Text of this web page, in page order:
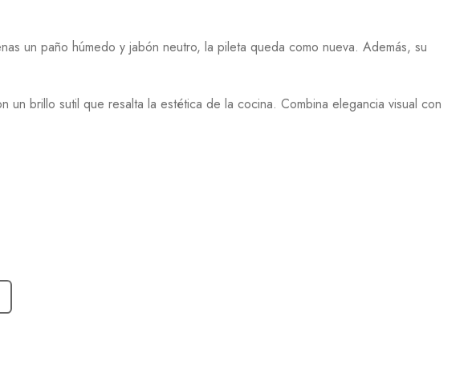
un paño húmedo y jabón neutro, la pileta queda como nueva. Además, su
brillo sutil que resalta la estética de la cocina. Combina elegancia visual con